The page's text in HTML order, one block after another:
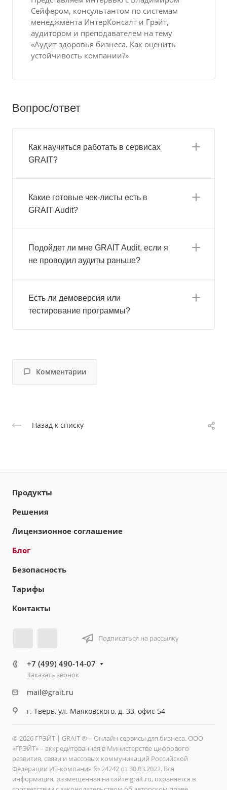
Сейфером, консультантом по системам
менеджмента ИнтерКонсалт и Грэйт,
аудитором и преподавателем на тему
«Аудит здоровья бизнеса. Как оценить
устойчивость компании?»
Вопрос/ответ
Как научиться работать в сервисах
GRAIT?
Какие готовые чек-листы есть в
GRAIT Audit?
Подойдет ли мне GRAIT Audit, если я
не проводил аудиты раньше?
Есть ли демоверсия или
тестирование программы?
Комментарии
Назад к списку
Продукты
Решения
Лицензионное соглашение
Блог
Безопасность
Тарифы
Контакты
Подписаться на рассылку
+7 (499) 490-14-07
Заказать звонок
mail@grait.ru
г. Тверь, ул. Маяковского, д. 33, офис 54
© 2026 ГРЭЙТ | GRAIT ® – Онлайн сервисы для бизнеса. ООО
«ГРЭЙТ» – аккредитованная в Министерстве цифрового
развития, связи и массовых коммуникаций Российской
Федерации ИТ-компания № 24242 от 30.03.2022. Вся
информация, размещенная на сайте grait.ru, охраняется в